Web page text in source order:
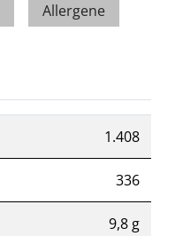
Allergene
1.408
336
9,8 g